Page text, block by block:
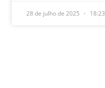
28 de julho de 2025 18:23